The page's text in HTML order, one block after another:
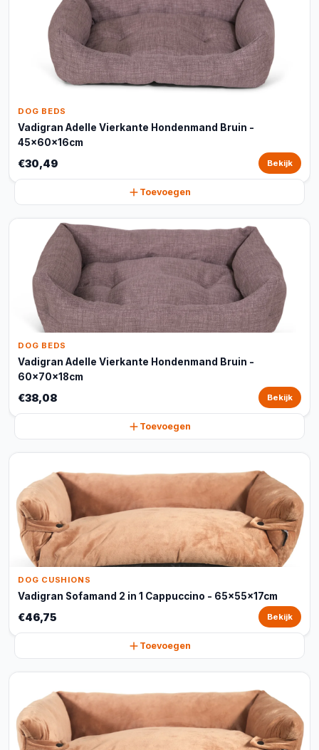
DOG BEDS
Vadigran Adelle Vierkante Hondenmand Bruin -
45x60x16cm
€30,49 Bekijk
Toevoegen
DOG BEDS
Vadigran Adelle Vierkante Hondenmand Bruin -
60x70x18cm
€38,08 Bekijk
Toevoegen
DOG CUSHIONS
Vadigran Sofamand 2 in 1 Cappuccino - 65x55x17cm
€46,75 Bekijk
Toevoegen